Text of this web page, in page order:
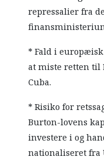
repressalier fra
* Fald i
at miste retten til
Cuba.
* Risiko for
Burton-lovens
investere i og
nationaliseret fra